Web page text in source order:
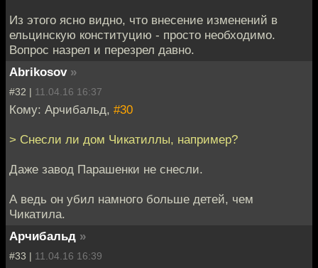
Из этого ясно видно, что внесение изменений в
ельцинскую конституцию - просто необходимо.
Вопрос назрел и перезрел давно.
Abrikosov »
#32 | 11.04.16 16:37
Кому: Арчибальд, #30
> Снесли ли дом Чикатиллы, например?
Даже завод Парашенки не снесли.
А ведь он убил намного больше детей, чем
Чикатила.
Арчибальд »
#33 | 11.04.16 16:39